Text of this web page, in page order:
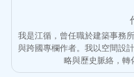
我是江循，曾任職於建築事務
與跨國專欄作者。我以空間設
略與歷史脈絡，轉